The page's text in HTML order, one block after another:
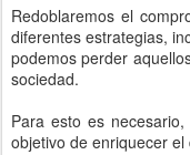
Redoblaremos el
diferentes estrategias,
podemos perder
sociedad.
Para esto es
objetivo de enriquecer